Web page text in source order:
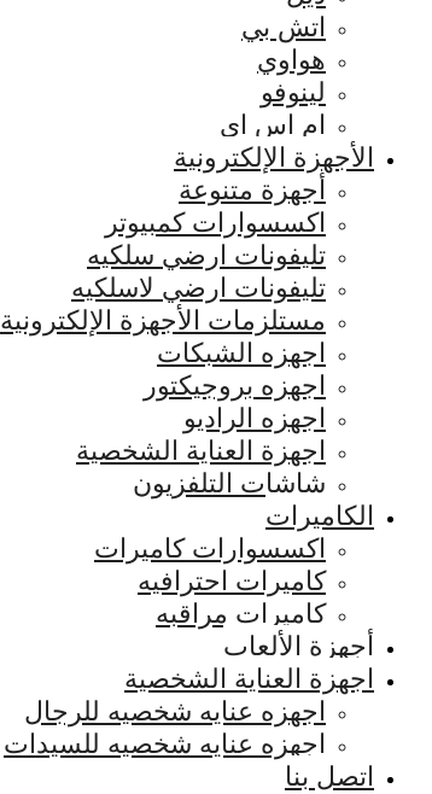
اتش بي
هواوي
لينوفو
ام اس اي
الأجهزة الإلكترونية
أجهزة متنوعة
اكسسوارات كمبيوتر
تليفونات ارضي سلكيه
تليفونات ارضي لاسلكيه
مستلزمات الأجهزة الإلكترونية
اجهزه الشبكات
اجهزه بروجيكتور
اجهزه الراديو
اجهزة العناية الشخصية
شاشات التلفزيون
الكاميرات
اكسسوارات كاميرات
كاميرات احترافيه
كاميرات مراقبه
أجهزة الألعاب
اجهزة العناية الشخصية
اجهزه عنايه شخصيه للرجال
اجهزه عنايه شخصيه للسيدات
اتصل بنا